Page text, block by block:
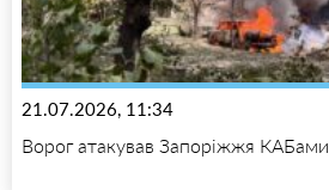
21.07.2026, 11:34
Ворог атакував Запоріжжя КАБами